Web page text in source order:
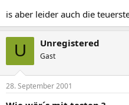
is aber leider auch die
U Unregistered
Gast
28. September 2001